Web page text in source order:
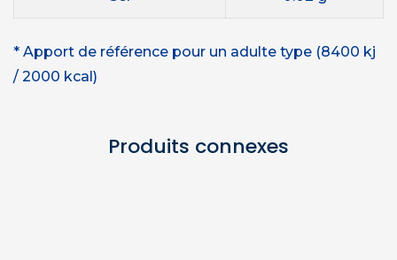
* Apport de référence pour un adulte type (8400 kj
/ 2000 kcal)
Produits connexes